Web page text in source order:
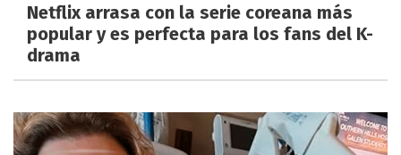
Netflix arrasa con la serie coreana más
popular y es perfecta para los fans del K-
drama